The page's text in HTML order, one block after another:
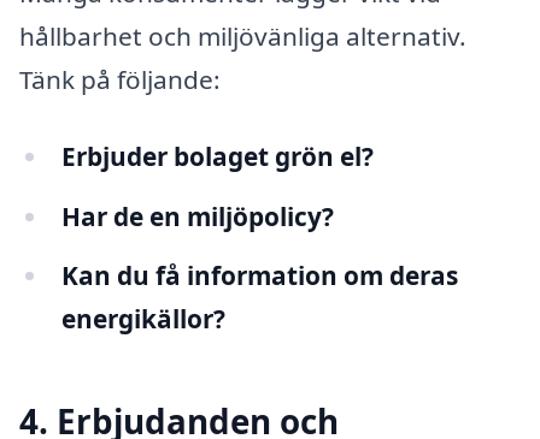
hållbarhet och miljövänliga alternativ.
Tänk på följande:
Erbjuder bolaget grön el?
Har de en miljöpolicy?
Kan du få information om deras
energikällor?
4. Erbjudanden och